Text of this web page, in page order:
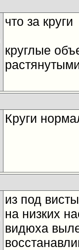
что за круги
круглые
Круги
из под
на низких
видюха